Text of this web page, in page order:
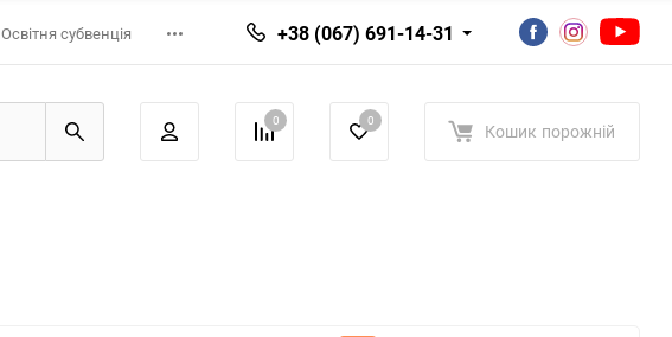
Освітня субвенція +38 (067) 691-14-31
0 0 Кошик порожній